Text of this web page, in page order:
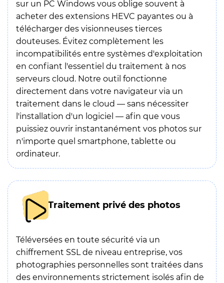
sur un PC Windows vous oblige souvent à
acheter des extensions HEVC payantes ou à
télécharger des visionneuses tierces
douteuses. Évitez complètement les
incompatibilités entre systèmes d'exploitation
en confiant l'essentiel du traitement à nos
serveurs cloud. Notre outil fonctionne
directement dans votre navigateur via un
traitement dans le cloud — sans nécessiter
l'installation d'un logiciel — afin que vous
puissiez ouvrir instantanément vos photos sur
n'importe quel smartphone, tablette ou
ordinateur.
Traitement privé des photos
Téléversées en toute sécurité via un
chiffrement SSL de niveau entreprise, vos
photographies personnelles sont traitées dans
des environnements strictement isolés afin de